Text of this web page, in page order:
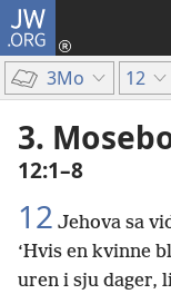
JW.ORG
3Mo 12
3.
12:1–8
12 Jehova sa
‘Hvis en kvinne
uren i sju dager,